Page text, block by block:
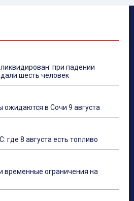
при падении
шесть человек
в Сочи 9 августа
где 8 августа есть топливо
временные ограничения на